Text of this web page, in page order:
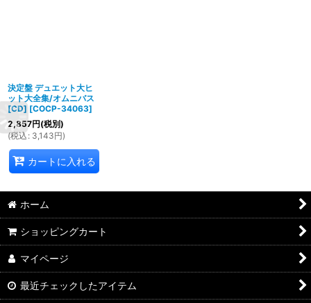
決定盤 デュエット大ヒ
ット大全集/オムニバス
[CD] [COCP-34063]
2,857円(税別)
(税込 : 3,143円)
カートに入れる
ホーム
ショッピングカート
マイページ
最近チェックしたアイテム